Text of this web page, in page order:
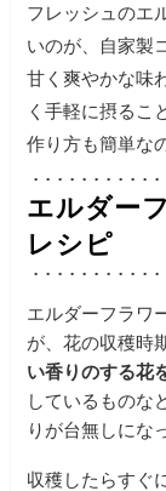
フレッシュのエ
いのが、自家製
甘く爽やかな味
く手軽に摂るこ
作り方も簡単な
エルダー
レシピ
エルダーフラワ
が、花の収穫時
い香りのする花
しているものな
りが台無しにな
収穫したらすぐ